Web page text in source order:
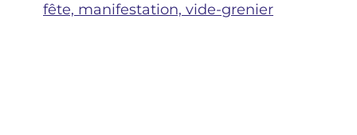
fête, manifestation, vide-grenier